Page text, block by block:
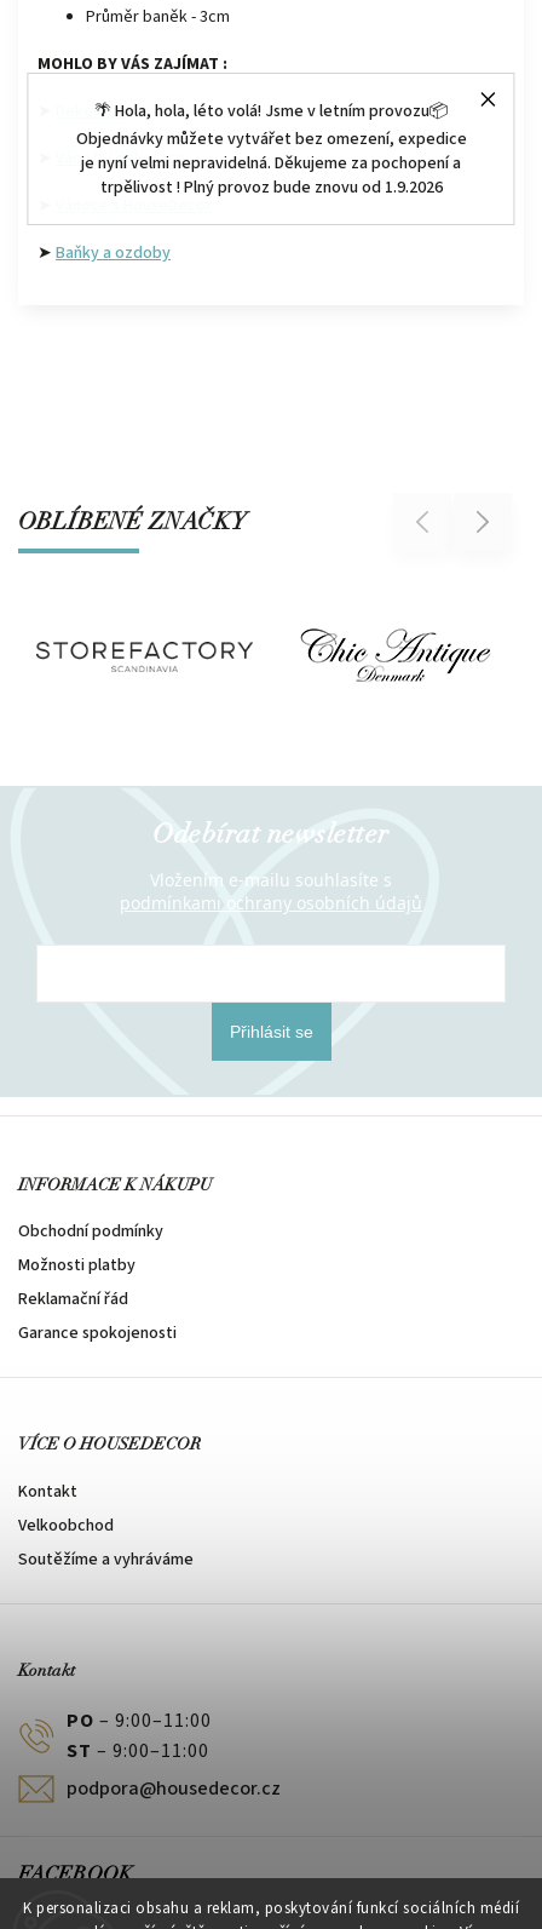
K personalizaci obsahu a reklam, poskytování funkcí sociálních médií
🌴 Hola, hola, léto volá! Jsme v letním provozu📦
Objednávky můžete vytvářet bez omezení, expedice
je nyní velmi nepravidelná. Děkujeme za pochopení a
trpělivost ! Plný provoz bude znovu od 1.9.2026
Průměr baněk - 3cm
MOHLO BY VÁS ZAJÍMAT :
Dekorace
Vánoční dekorace
➤ Baňky a ozdoby
OBLÍBENÉ ZNAČKY Previous Next
Odebírat newsletter
Vložením e-mailu souhlasíte s
podmínkami ochrany osobních údajů
Přihlásit se
INFORMACE K NÁKUPU
Obchodní podmínky
Možnosti platby
Reklamační řád
Garance spokojenosti
VÍCE O HOUSEDECOR
Kontakt
Velkoobchod
Soutěžíme a vyhráváme
Kontakt
PO – 9:00–11:00
ST – 9:00–11:00
podpora@housedecor.cz
FACEBOOK